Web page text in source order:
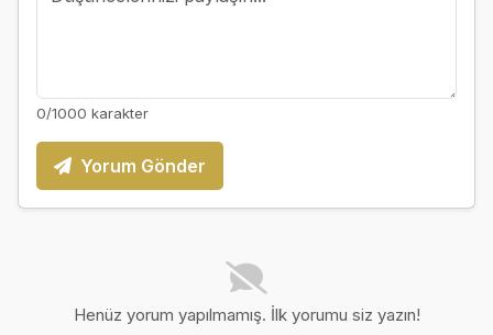
0/1000 karakter
Yorum Gönder
Henüz yorum yapılmamış. İlk yorumu siz yazın!